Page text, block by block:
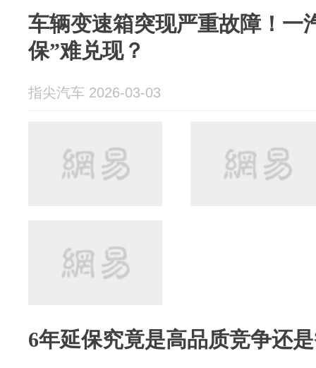
车辆变速箱突现严重故障！一
保”难兑现？
指尖汽车 2026-03-03
6年延保究竟是高品质竞争还